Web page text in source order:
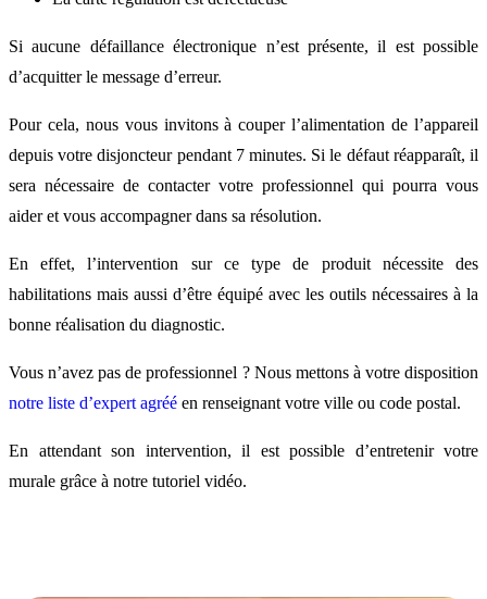
Si aucune défaillance électronique n’est présente, il est possible
d’acquitter le message d’erreur.
Pour cela, nous vous invitons à couper l’alimentation de l’appareil
depuis votre disjoncteur pendant 7 minutes. Si le défaut réapparaît, il
sera nécessaire de contacter votre professionnel qui pourra vous
aider et vous accompagner dans sa résolution.
En effet, l’intervention sur ce type de produit nécessite des
habilitations mais aussi d’être équipé avec les outils nécessaires à la
bonne réalisation du diagnostic.
Vous n’avez pas de professionnel ? Nous mettons à votre disposition
notre liste d’expert agréé en renseignant votre ville ou code postal.
En attendant son intervention, il est possible d’entretenir votre
murale grâce à notre tutoriel vidéo.